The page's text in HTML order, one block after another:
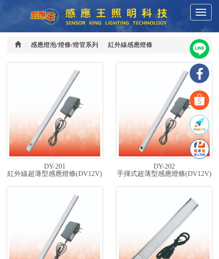
T
g
g
l
e
n
a
v
i
g
a
t
i
o
感
應
技
司
感應燈泡/燈條/燈管系列 紅外線感應燈條
DY-201
紅外線超薄型感應燈條(DV12V)
DY-202
手揮式超薄型感應燈條(DV12V)